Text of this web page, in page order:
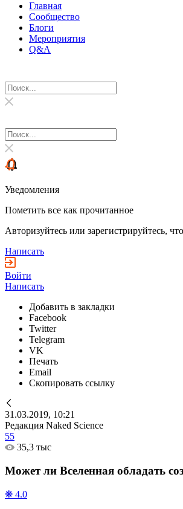
Главная
Сообщество
Блоги
Мероприятия
Q&A
Уведомления
Пометить все как прочитанное
Авторизуйтесь или зарегистрируйтесь,
Написать
Войти
Написать
Добавить в закладки
Facebook
Twitter
Telegram
VK
Печать
Email
Скопировать ссылку
31.03.2019, 10:21
Редакция Naked Science
55
35,3 тыс
Может ли Вселенная обладать
❋ 4.0